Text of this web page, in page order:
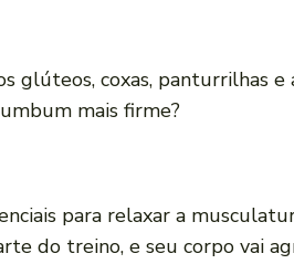
glúteos, coxas, panturrilhas
mais firme?
para relaxar a
do treino, e seu corpo vai